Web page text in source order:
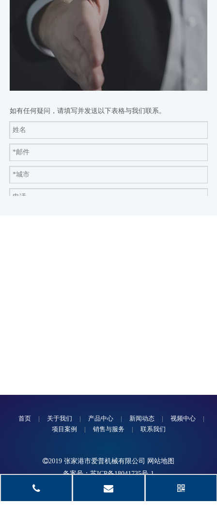
如有任何疑问，请填写并发送以下表格与我们联系。
首页 | 关于我们 | 产品中心 | 新闻动态 | 视频中心
|
项目案例
| 销售与服务 | 联系我们
2019 张家港市爱普机械有限公司
网站地图
备案号：苏ICP备18041735号-1